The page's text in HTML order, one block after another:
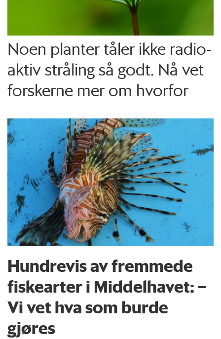
Noen planter tåler ikke radio­
aktiv stråling så godt. Nå vet
forskerne mer om hvorfor
Hundrevis av fremmede
fiskearter i Middelhavet: –
Vi vet hva som burde
gjøres